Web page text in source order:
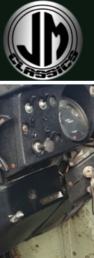
naar
de
inhoud